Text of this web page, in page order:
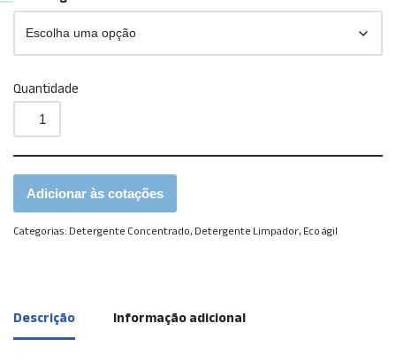
Quantidade
Adicionar às cotações
Categorias: Detergente Concentrado, Detergente Limpador, Eco ágil
Descrição Informação adicional